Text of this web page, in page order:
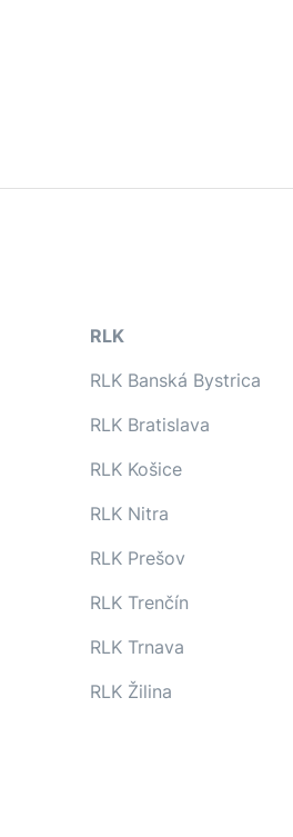
RLK
RLK Banská Bystrica
RLK Bratislava
RLK Košice
RLK Nitra
RLK Prešov
RLK Trenčín
RLK Trnava
RLK Žilina